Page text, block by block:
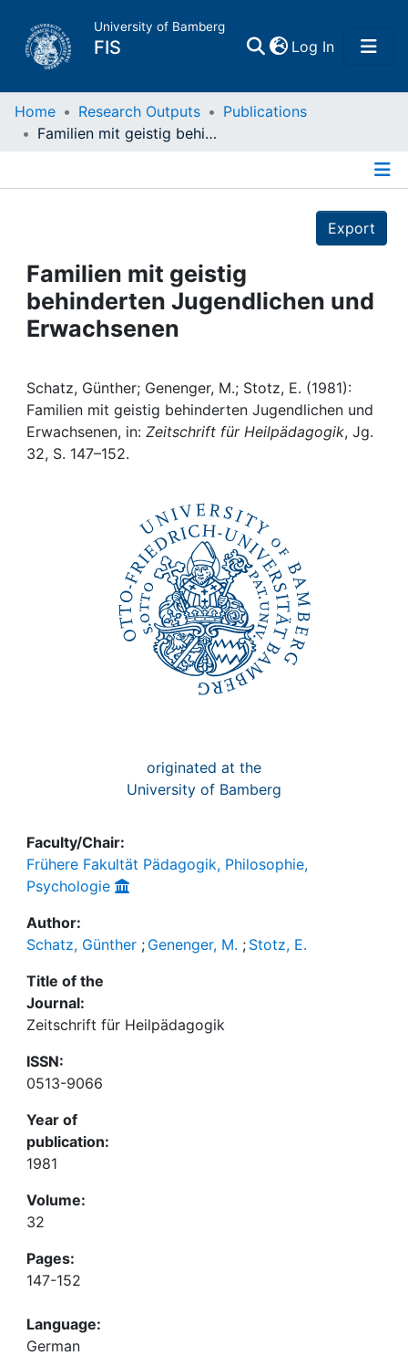
University of Bamberg
FIS Log In(current)
Home
Projects
People
Awards
My FIS
Home Research Outputs
Publications
Familien mit geistig behinderten Jugendlichen und Erwachsenen
Export
Familien mit geistig
behinderten Jugendlichen und
Erwachsenen
Schatz, Günther; Genenger, M.; Stotz, E. (1981):
Familien mit geistig behinderten Jugendlichen und
Erwachsenen, in: Zeitschrift für Heilpädagogik, Jg.
32, S. 147–152.
originated at the
University of Bamberg
Faculty/Chair:
Frühere Fakultät Pädagogik, Philosophie,
Psychologie
Author:
Schatz, Günther ; Genenger, M. ; Stotz, E.
Title of the
Journal:
Zeitschrift für Heilpädagogik
ISSN:
0513-9066
Year of
publication:
1981
Volume:
32
Pages:
147-152
Language:
German